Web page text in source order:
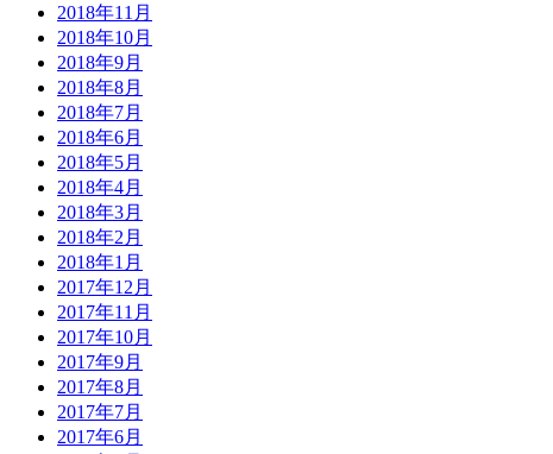
2018年11月
2018年10月
2018年9月
2018年8月
2018年7月
2018年6月
2018年5月
2018年4月
2018年3月
2018年2月
2018年1月
2017年12月
2017年11月
2017年10月
2017年9月
2017年8月
2017年7月
2017年6月